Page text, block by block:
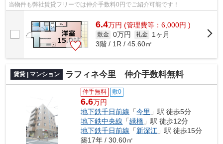
当物件も弊社賃貸フリーでは仲介手数料0円でご紹介可能です！
6.4万円 (管理費等：6,000円 )
敷金 0万円 礼金
1ヶ月
3階 / 1R / 45.60㎡
賃貸 | マンション ラフィネ今里 仲介手数料無料
仲手無料 敷0
6.6万円
地下鉄千日前線 「今里 」駅 徒歩5分
地下鉄中央線 「緑橋 」駅 徒歩12分
地下鉄千日前線 「新深江 」駅 徒歩15分
築17年 / 30.60㎡